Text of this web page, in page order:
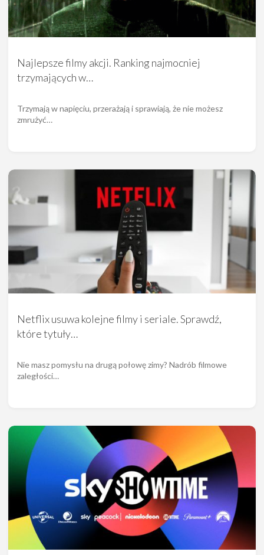
Najlepsze filmy akcji. Ranking najmocniej
trzymających w…
Trzymają w napięciu, przerażają i sprawiają, że nie możesz
zmrużyć…
Netflix usuwa kolejne filmy i seriale. Sprawdź,
które tytuły…
Nie masz pomysłu na drugą połowę zimy? Nadrób filmowe
zaległości…